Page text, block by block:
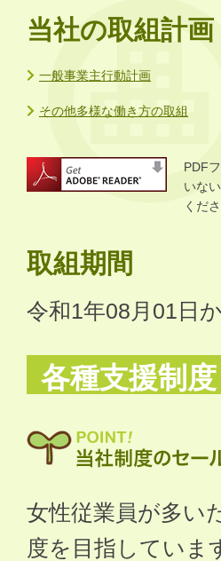
当社の取組計画
一般事業主行動計画
その他多様な働き方の取組
PDF
いな
くださ
取組期間
令和1年08月01日
各種支援制度
女性従業員が多い
度を目指していま